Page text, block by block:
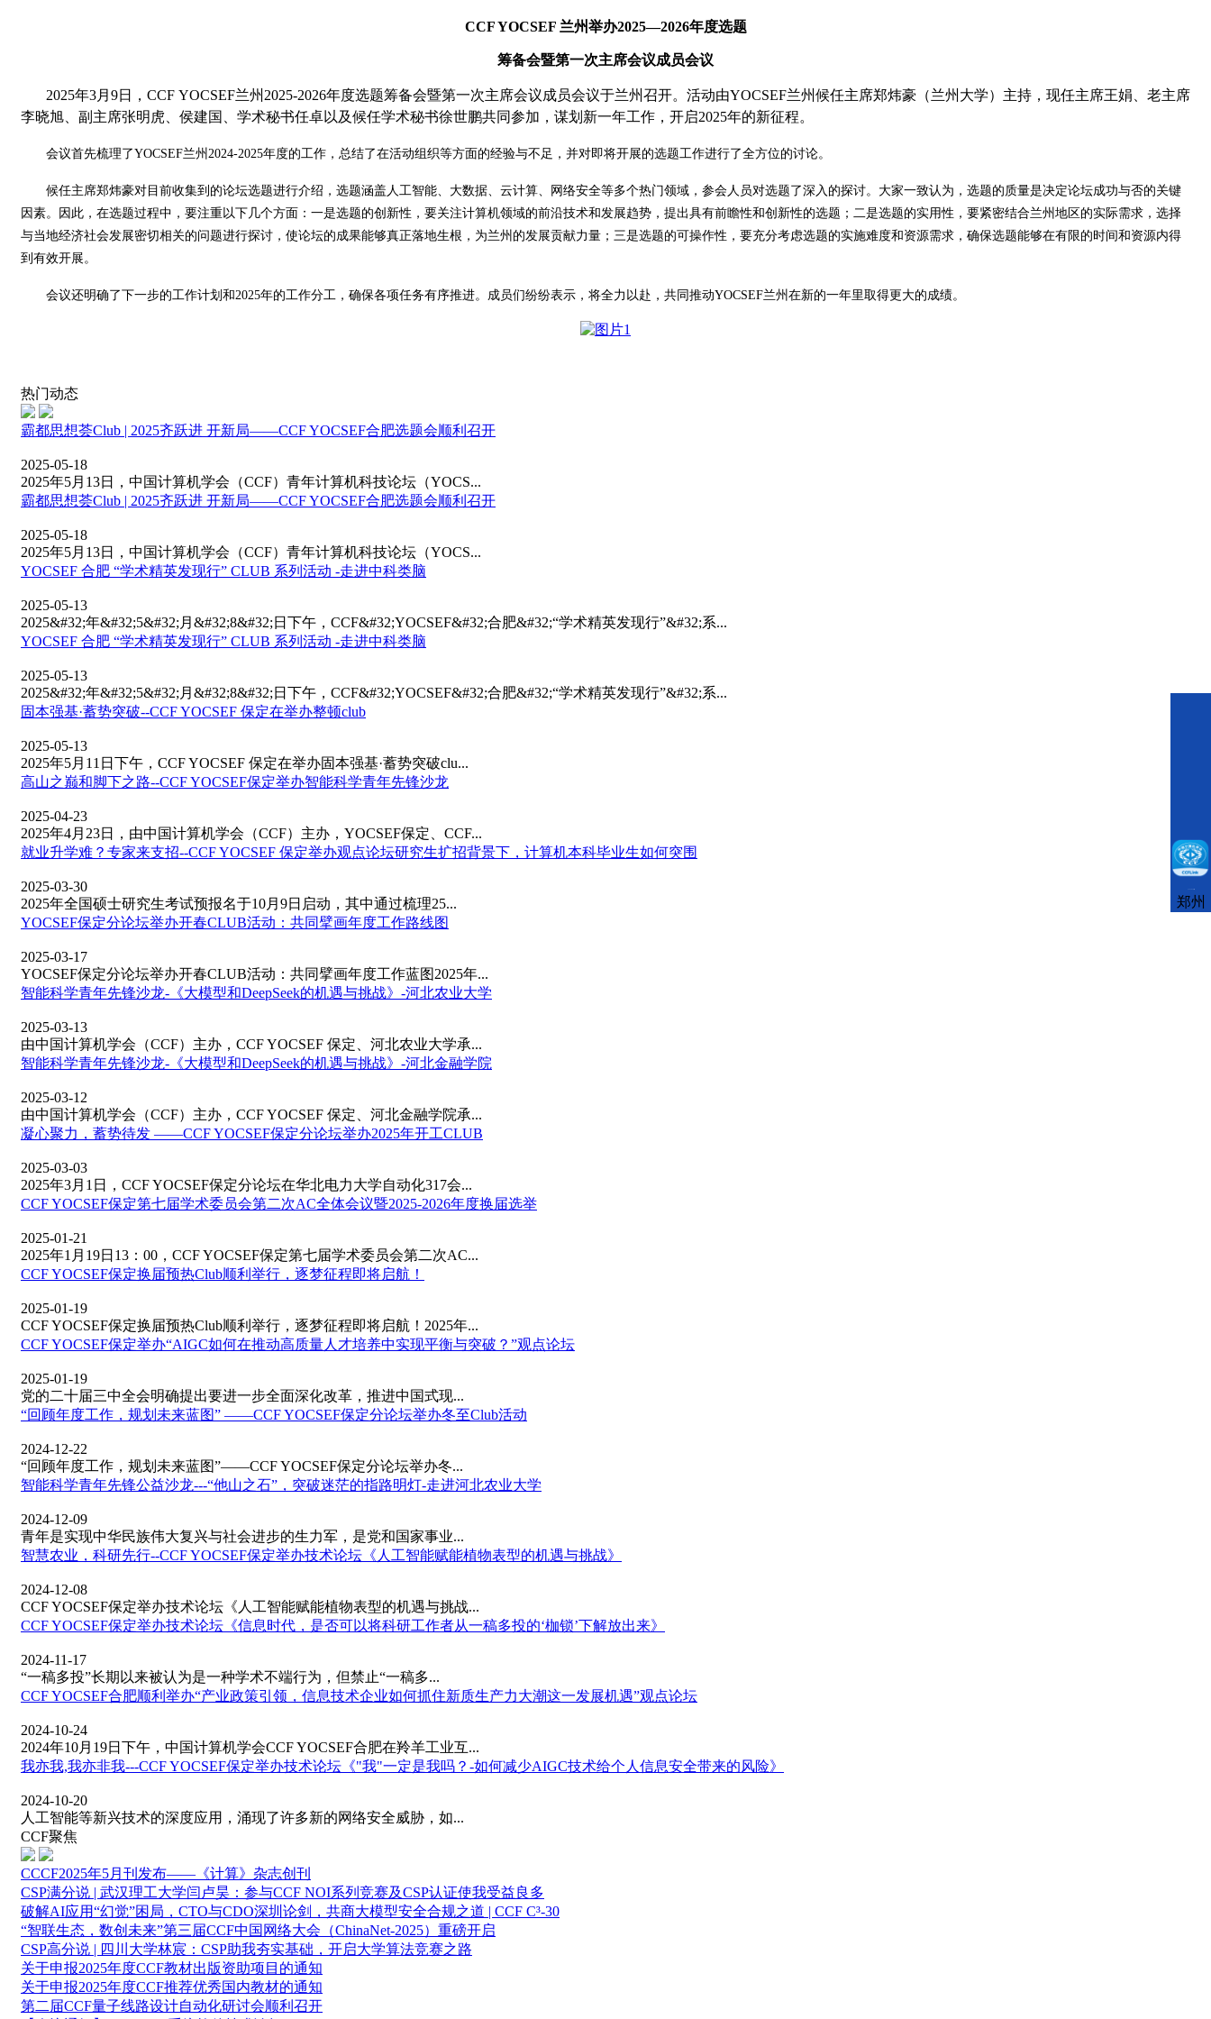
CCF YOCSEF 兰州举办2025—2026年度选题
筹备会暨第一次主席会议成员会议
2025年3月 9日， CCF YOCSEF兰州 2025-2026年度选题筹备会暨第一次主席会议成员会议于兰州召开。活动由YOCSEF兰州候任主席郑炜豪 （兰州大学） 主持 ，现任主席王娟 、老主席
李晓旭 、副主席张明虎 侯建国 学术秘书任卓以及候任学术秘书徐世鹏共同参加 ， 谋划新一年工作，开启2025年的新征程。
会议首先梳理了YOCSEF兰州 2024-2025年度的工作 ，总结了在活动组织等方面的经验与不足 ，并对即将开展的选题工作进行了全方位的讨论。
候任主席郑炜豪对目前收集到的论坛选题进行介绍 ， 选题涵盖人工智能、大数据、云计算、网络安全等多个热门领域，参会人员对选题了深入的探讨。大家一致认为，选题的质量是决定论坛成功与否的关键
因素。因此，在选题过程中，要注重以下几个方面：一是选题的创新性，要关注计算机领域的前沿技术和发展趋势，提出具有前瞻性和创新性的选题；二是选题的实用性，要紧密结合兰州地区的实际需求，选择
与当地经济社会发展密切相关的问题进行探讨，使论坛的成果能够真正落地生根，为兰州的发展贡献力量；三是选题的可操作性，要充分考虑选题的实施难度和资源需求，确保选题能够在有限的时间和资源内得
到有效开展。
会议还明确了下一步的工作计划 和2025年的工作分工，确保各项任务有序推进。成员们纷纷表示，将全力以赴，共同推动YOCSEF兰州在新的一年里取得更大的成绩。
热门动态
霸都思想荟Club | 2025齐跃进 开新局——CCF YOCSEF合肥选题会顺利召开
2025-05-18
2025年5月13日，中国计算机学会（CCF）青年计算机科技论坛（YOCS...
霸都思想荟Club | 2025齐跃进 开新局——CCF YOCSEF合肥选题会顺利召开
2025-05-18
2025年5月13日，中国计算机学会（CCF）青年计算机科技论坛（YOCS...
YOCSEF 合肥 “学术精英发现行” CLUB 系列活动 -走进中科类脑
2025-05-13
2025&#32;年&#32;5&#32;月&#32;8&#32;日下午，CCF&#32;YOCSEF&#32;合肥&#32;“学术精英发现行”&#32;系...
YOCSEF 合肥 “学术精英发现行” CLUB 系列活动 -走进中科类脑
2025-05-13
2025&#32;年&#32;5&#32;月&#32;8&#32;日下午，CCF&#32;YOCSEF&#32;合肥&#32;“学术精英发现行”&#32;系...
固本强基·蓄势突破--CCF YOCSEF 保定在举办整顿club
2025-05-13
2025年5月11日下午，CCF YOCSEF 保定在举办固本强基·蓄势突破clu...
高山之巅和脚下之路--CCF YOCSEF保定举办智能科学青年先锋沙龙
2025-04-23
2025年4月23日，由中国计算机学会（CCF）主办，YOCSEF保定、CCF...
就业升学难？专家来支招--CCF YOCSEF 保定举办观点论坛研究生扩招背景下，计算机本科毕业生如何突围
2025-03-30
2025年全国硕士研究生考试预报名于10月9日启动，其中通过梳理25...
YOCSEF保定分论坛举办开春CLUB活动：共同擘画年度工作路线图
2025-03-17
YOCSEF保定分论坛举办开春CLUB活动：共同擘画年度工作蓝图2025年...
智能科学青年先锋沙龙-《大模型和DeepSeek的机遇与挑战》-河北农业大学
2025-03-13
由中国计算机学会（CCF）主办，CCF YOCSEF 保定、河北农业大学承...
智能科学青年先锋沙龙-《大模型和DeepSeek的机遇与挑战》-河北金融学院
2025-03-12
由中国计算机学会（CCF）主办，CCF YOCSEF 保定、河北金融学院承...
凝心聚力，蓄势待发 ——CCF YOCSEF保定分论坛举办2025年开工CLUB
2025-03-03
2025年3月1日，CCF YOCSEF保定分论坛在华北电力大学自动化317会...
CCF YOCSEF保定第七届学术委员会第二次AC全体会议暨2025-2026年度换届选举
2025-01-21
2025年1月19日13：00，CCF YOCSEF保定第七届学术委员会第二次AC...
CCF YOCSEF保定换届预热Club顺利举行，逐梦征程即将启航！
2025-01-19
CCF YOCSEF保定换届预热Club顺利举行，逐梦征程即将启航！2025年...
CCF YOCSEF保定举办“AIGC如何在推动高质量人才培养中实现平衡与突破？”观点论坛
2025-01-19
党的二十届三中全会明确提出要进一步全面深化改革，推进中国式现...
“回顾年度工作，规划未来蓝图” ——CCF YOCSEF保定分论坛举办冬至Club活动
2024-12-22
“回顾年度工作，规划未来蓝图”——CCF YOCSEF保定分论坛举办冬...
智能科学青年先锋公益沙龙---“他山之石”，突破迷茫的指路明灯-走进河北农业大学
2024-12-09
青年是实现中华民族伟大复兴与社会进步的生力军，是党和国家事业...
智慧农业，科研先行--CCF YOCSEF保定举办技术论坛《人工智能赋能植物表型的机遇与挑战》
2024-12-08
CCF YOCSEF保定举办技术论坛《人工智能赋能植物表型的机遇与挑战...
CCF YOCSEF保定举办技术论坛《信息时代，是否可以将科研工作者从一稿多投的‘枷锁’下解放出来》
2024-11-17
“一稿多投”长期以来被认为是一种学术不端行为，但禁止“一稿多...
CCF YOCSEF合肥顺利举办“产业政策引领，信息技术企业如何抓住新质生产力大潮这一发展机遇”观点论坛
2024-10-24
2024年10月19日下午，中国计算机学会CCF YOCSEF合肥在羚羊工业互...
我亦我,我亦非我---CCF YOCSEF保定举办技术论坛《"我"一定是我吗？-如何减少AIGC技术给个人信息安全带来的风险》
2024-10-20
人工智能等新兴技术的深度应用，涌现了许多新的网络安全威胁，如...
CCF聚焦
CCCF2025年5月刊发布——《计算》杂志创刊
CSP满分说 | 武汉理工大学闫卢昊：参与CCF NOI系列竞赛及CSP认证使我受益良多
破解AI应用“幻觉”困局，CTO与CDO深圳论剑，共商大模型安全合规之道 | CCF C³-30
“智联生态，数创未来”第三届CCF中国网络大会（ChinaNet-2025）重磅开启
CSP高分说 | 四川大学林宸：CSP助我夯实基础，开启大学算法竞赛之路
关于申报2025年度CCF教材出版资助项目的通知
关于申报2025年度CCF推荐优秀国内教材的通知
第二届CCF量子线路设计自动化研讨会顺利召开
郑州